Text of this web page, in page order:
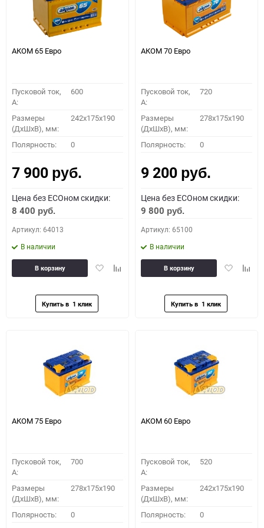
АКОМ 65 Евро
Пусковой ток,
A:
600
Размеры
(ДхШхВ), мм:
242x175x190
Полярность: 0
7 900 руб.
Цена без ECOном скидки:
8 400 руб.
Артикул: 64013
В наличии
ДобавитьДобавить
В корзину
АКОМ 70 Евро
Пусковой ток,
A:
720
Размеры
(ДхШхВ), мм:
278x175x190
Полярность: 0
9 200 руб.
Цена без ECOном скидки:
9 800 руб.
Артикул: 65100
В наличии
Добавить
В корзину
АКОМ 75 Евро
Пусковой ток,
A:
700
Размеры
(ДхШхВ), мм:
278x175x190
Полярность: 0
АКОМ 60 Евро
Пусковой ток,
A:
520
Размеры
(ДхШхВ), мм:
242x175x190
Полярность: 0